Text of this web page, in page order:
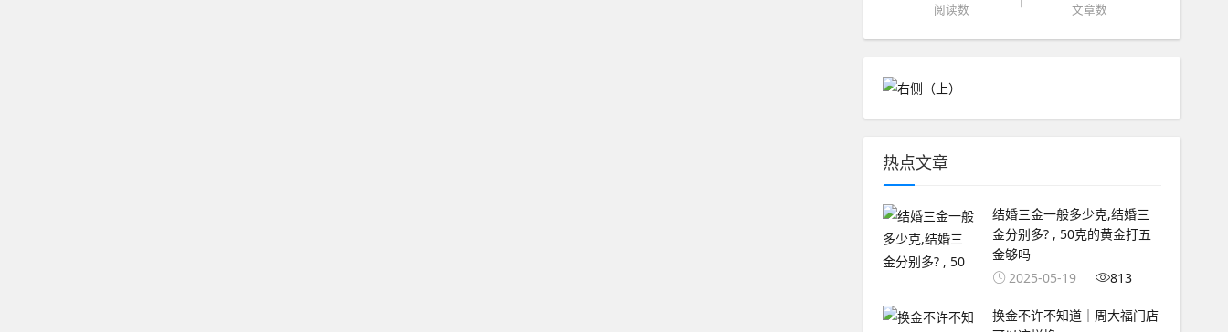
阅读数 文章数
热点文章
结婚三金一般多少克,结婚三
金分别多? , 50克的黄金打五
金够吗
2025-05-19
813
换金不许不知道｜周大福门店